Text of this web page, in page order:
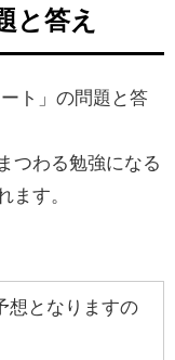
と答え
ト」の問題と答
つわる勉強になる
ます。
想となりますの